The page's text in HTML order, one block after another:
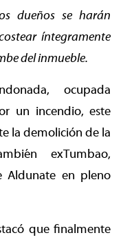
dueños se harán
íntegramente
del inmueble.
ocupada
un incendio, este
la demolición de la
exTumbao,
Aldunate en pleno
que finalmente